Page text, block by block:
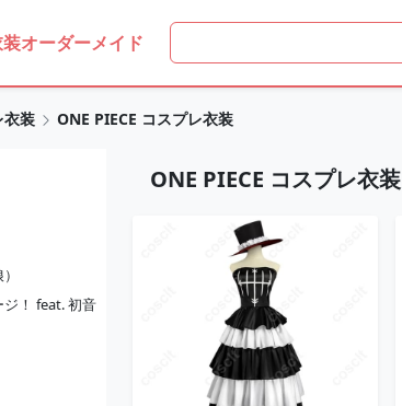
オーダーメイド
衣装 ONE PIECE コスプレ衣装
！ feat. 初音
ONE PIECE コスプレ衣装